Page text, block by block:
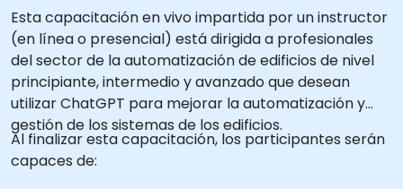
Esta capacitación en vivo impartida por un instructor
(en línea o presencial) está dirigida a profesionales
del sector de la automatización de edificios de nivel
principiante, intermedio y avanzado que desean
utilizar ChatGPT para mejorar la automatización y
gestión de los sistemas de los edificios.
Al finalizar esta capacitación, los participantes serán
capaces de: